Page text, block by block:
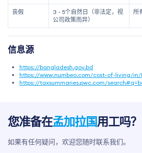
丧假
3 - 5个自然日（非法定，视
公司政策而异）
所
信息源
https://bangladesh.gov.bd
https://www.numbeo.com/cost-of-living/in/
https://taxsummaries.pwc.com/
您准备在孟加拉国用工吗？
如果有任何疑问，欢迎您随时联系我们。